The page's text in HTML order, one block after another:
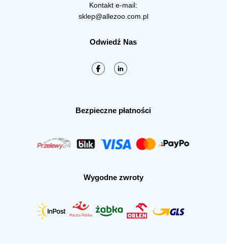
Kontakt e-mail:
sklep@allezoo.com.pl
Odwiedź Nas
Bezpieczne płatności
Wygodne zwroty